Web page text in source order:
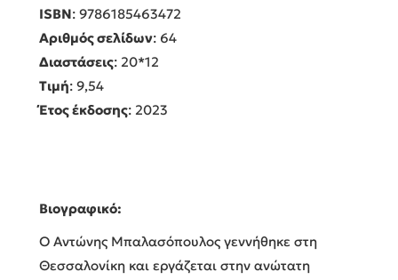
ISBN: 9786185463472
Αριθμός σελίδων: 64
Διαστάσεις: 20*12
Τιμή: 9,54
Έτος έκδοσης: 2023
Βιογραφικό:
Ο Αντώνης Μπαλασόπουλος γεννήθηκε στη
Θεσσαλονίκη και εργάζεται στην ανώτατη